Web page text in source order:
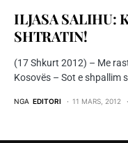
ILJASA SALIHU:
SHTRATIN!
(17 Shkurt 2012) – Me
Kosovës – Sot e shpallim
NGA EDITORI 11 MARS, 2012